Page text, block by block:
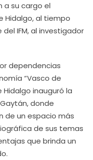
a su cargo el
Hidalgo, al tiempo
IFM, al investigador
dependencias
“Vasco de
Hidalgo inauguró la
donde
de un espacio más
de sus temas
que brinda un